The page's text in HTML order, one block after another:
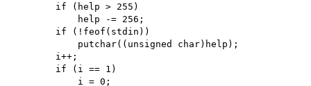
        if (help > 255)
            help -= 256;
        if (!feof(stdin))
            putchar((unsigned char)help);
        i++;
        if (i == 1)
            i = 0;